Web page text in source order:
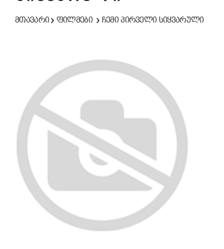
მთავარი ფილმები ჩემი პირველი სიყვარული